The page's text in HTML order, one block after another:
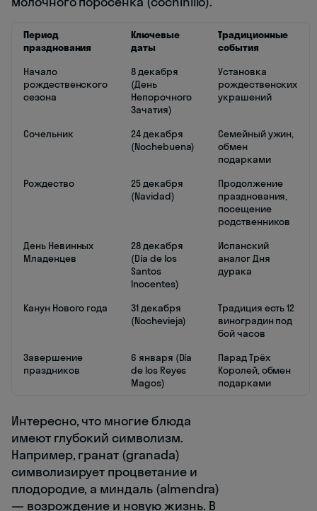
Период
празднования
Ключевые
даты
Традиционные
события
Начало
рождественского
сезона
8 декабря
(День
Непорочного
Зачатия)
Установка
рождественских
украшений
Сочельник
24 декабря
(Nochebuena)
Семейный ужин,
обмен
подарками
Рождество
25 декабря
(Navidad)
Продолжение
празднования,
посещение
родственников
День Невинных
Младенцев
28 декабря
(Día de los
Santos
Inocentes)
Испанский
аналог Дня
дурака
Канун Нового года
31 декабря
(Nochevieja)
Традиция есть 12
виноградин под
бой часов
Завершение
праздников
6 января (Día
de los Reyes
Magos)
Парад Трёх
Королей, обмен
подарками
Интересно, что многие блюда
имеют глубокий символизм.
Например, гранат (granada)
символизирует процветание и
плодородие, а миндаль (almendra)
— возрождение и новую жизнь. В